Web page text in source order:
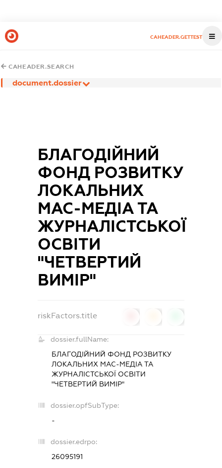
CAHEADER.GETTEST
CAHEADER.SEARCH
document.dossier
БЛАГОДІЙНИЙ
ФОНД РОЗВИТКУ
ЛОКАЛЬНИХ
МАС-МЕДІА ТА
ЖУРНАЛІСТСЬКОЇ
ОСВІТИ
"ЧЕТВЕРТИЙ
ВИМІР"
riskFactors.title
dossier.fullName:
БЛАГОДІЙНИЙ ФОНД РОЗВИТКУ
ЛОКАЛЬНИХ МАС-МЕДІА ТА
ЖУРНАЛІСТСЬКОЇ ОСВІТИ
"ЧЕТВЕРТИЙ ВИМІР"
dossier.opfSubType:
-
dossier.edrpo:
26095191